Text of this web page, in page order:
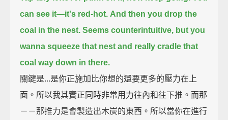
can see it—it's red-hot. And then you drop the
coal in the nest. Seems counterintuitive, but you
wanna squeeze that nest and really cradle that
coal way down in there.
關鍵是...是你正施加比你想的還要更多的壓力在上
面。所以我其實正同時非常用力往內和往下推。而那
－－那推力是會製造出木炭的東西。所以當你在進行